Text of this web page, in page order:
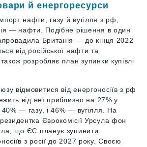
й енергоресурси
нафти, газу й вугілля з рф,
— нафти. Подібне рішення в один
Британія — до кінця 2022
від російської нафти та
розробляє план зупинки купівлі
відмовитися від енергоносіїв з рф
від неї приблизно на 27% у
— газу, і 46% — вугілля. На
Єврокомісії Урсула фон
що ЄС планує зупинити
з росії до 2027 року. Своєю